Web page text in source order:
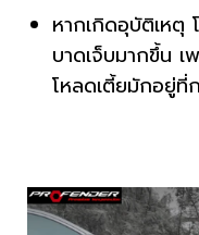
หากเกิดอุบัติเหตุ
บาดเจ็บมากขึ้น เ
โหลดเตี้ยมักอยู่ที่